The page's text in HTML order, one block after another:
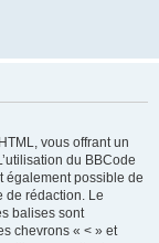
vous offrant un
du BBCode
également possible de
de rédaction. Le
balises sont
chevrons « < » et